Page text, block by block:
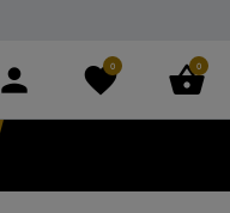
person favorite
0 shopping_basket
0